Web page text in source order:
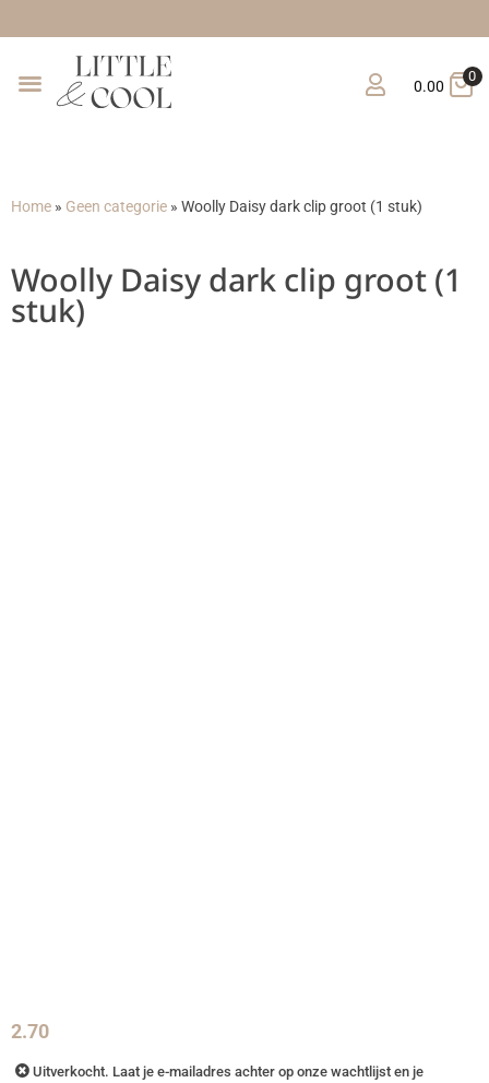
0.00
0
Home » Geen categorie » Woolly Daisy dark clip groot (1 stuk)
Woolly Daisy dark clip groot (1
stuk)
2.70
Uitverkocht. Laat je e-mailadres achter op onze wachtlijst en je